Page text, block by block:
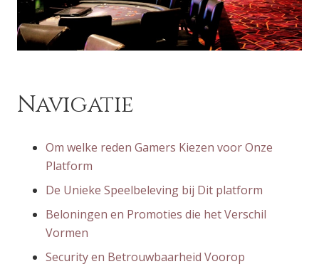
Navigatie
Om welke reden Gamers Kiezen voor Onze
Platform
De Unieke Speelbeleving bij Dit platform
Beloningen en Promoties die het Verschil
Vormen
Security en Betrouwbaarheid Voorop